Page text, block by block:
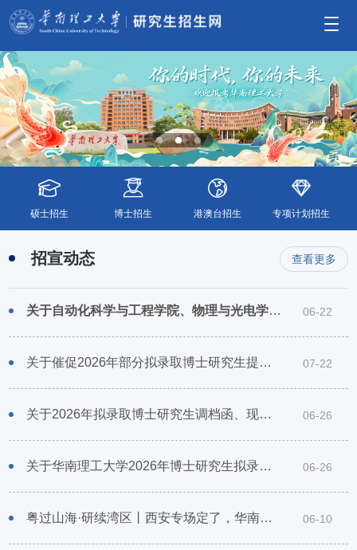
硕士招生 博士招生 港澳台招生 专项计划招生
招宣动态 查看更多
关于自动化科学与工程学院、物理与光电学院和吴贤铭智能工程学院部分专业2027年初试自命题科目调整的通知 06-22
关于催促2026年部分拟录取博士研究生提交档案等材料的通知 07-22
关于2026年拟录取博士研究生调档函、现实表现复审表、定向就业协议书、组织关系、户口迁移、录取通知书地址校对等事宜的通知 06-26
关于华南理工大学2026年博士研究生拟录取名单的公示 06-26
粤过山海·研续湾区丨西安专场定了，华南理工大学2027年研究生招生宣讲咨询会，诚邀莅临 06-10